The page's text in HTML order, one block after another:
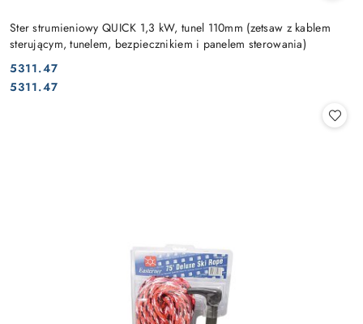
Ster strumieniowy QUICK 1,3 kW, tunel 110mm (zetsaw z kablem
sterującym, tunelem, bezpiecznikiem i panelem sterowania)
Cena:
5311.47
Cena:
5311.47